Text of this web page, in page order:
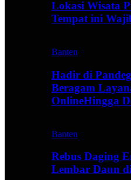
Lokasi Wisata
Tempat ini
Banten
Hadir di
Beragam
OnlineHingga
Banten
Rebus Daging
Lembar Daun